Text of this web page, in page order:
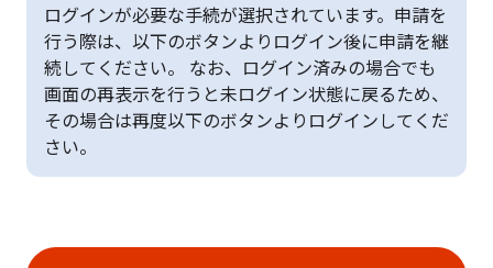
ログインが必要な手続が選択されています。申請を
行う際は、以下のボタンよりログイン後に申請を継
続してください。 なお、ログイン済みの場合でも
画面の再表示を行うと未ログイン状態に戻るため、
その場合は再度以下のボタンよりログインしてくだ
さい。